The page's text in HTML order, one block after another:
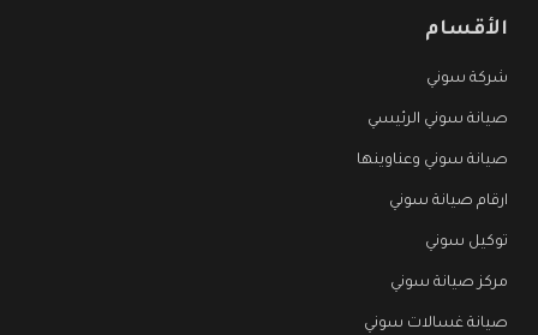
الأقسام
شركة سوني
صيانة سوني الرئيسي
صيانة سوني وعناوينها
ارقام صيانة سوني
توكيل سوني
مركز صيانة سوني
صيانة غسالات سوني